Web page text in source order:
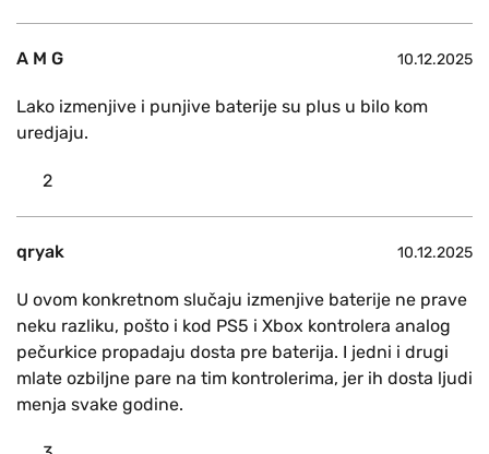
A M G 10.12.2025
Lako izmenjive i punjive baterije su plus u bilo kom
uredjaju.
2
qryak 10.12.2025
U ovom konkretnom slučaju izmenjive baterije ne prave
neku razliku, pošto i kod PS5 i Xbox kontrolera analog
pečurkice propadaju dosta pre baterija. I jedni i drugi
mlate ozbiljne pare na tim kontrolerima, jer ih dosta ljudi
menja svake godine.